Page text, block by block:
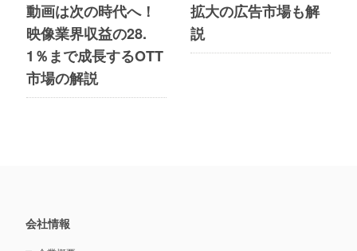
動画は次の時代へ！
映像業界収益の28.
1％まで成長するOTT
市場の解説
拡大の広告市場も解
説
会社情報